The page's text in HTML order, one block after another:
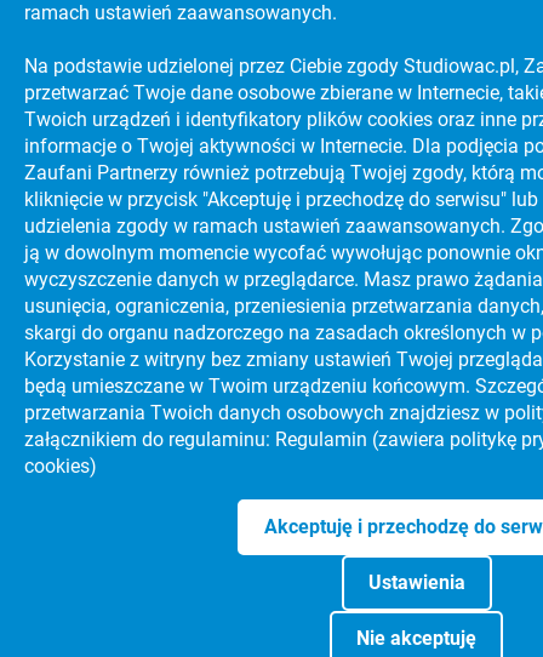
ramach ustawień zaawansowanych.
Na podstawie udzielonej przez Ciebie zgody Studiowac.pl,
przetwarzać Twoje dane osobowe zbierane w Internecie,
Twoich urządzeń i identyfikatory plików cookies oraz inne
informacje o Twojej aktywności w Internecie. Dla podjęcia
Zaufani Partnerzy również potrzebują Twojej zgody, którą
kliknięcie w przycisk "Akceptuję i przechodzę do serwisu"
udzielenia zgody w ramach ustawień zaawansowanych.
ją w dowolnym momencie wycofać wywołując ponownie
wyczyszczenie danych w przeglądarce. Masz prawo
usunięcia, ograniczenia, przeniesienia przetwarzania
skargi do organu nadzorczego na zasadach określonych w
Korzystanie z witryny bez zmiany ustawień Twojej
będą umieszczane w Twoim urządzeniu końcowym.
przetwarzania Twoich danych osobowych znajdziesz w
załącznikiem do regulaminu: Regulamin (zawiera politykę
cookies)
Nie akceptuję
Ustawienia
Akceptuję i przechodzę do